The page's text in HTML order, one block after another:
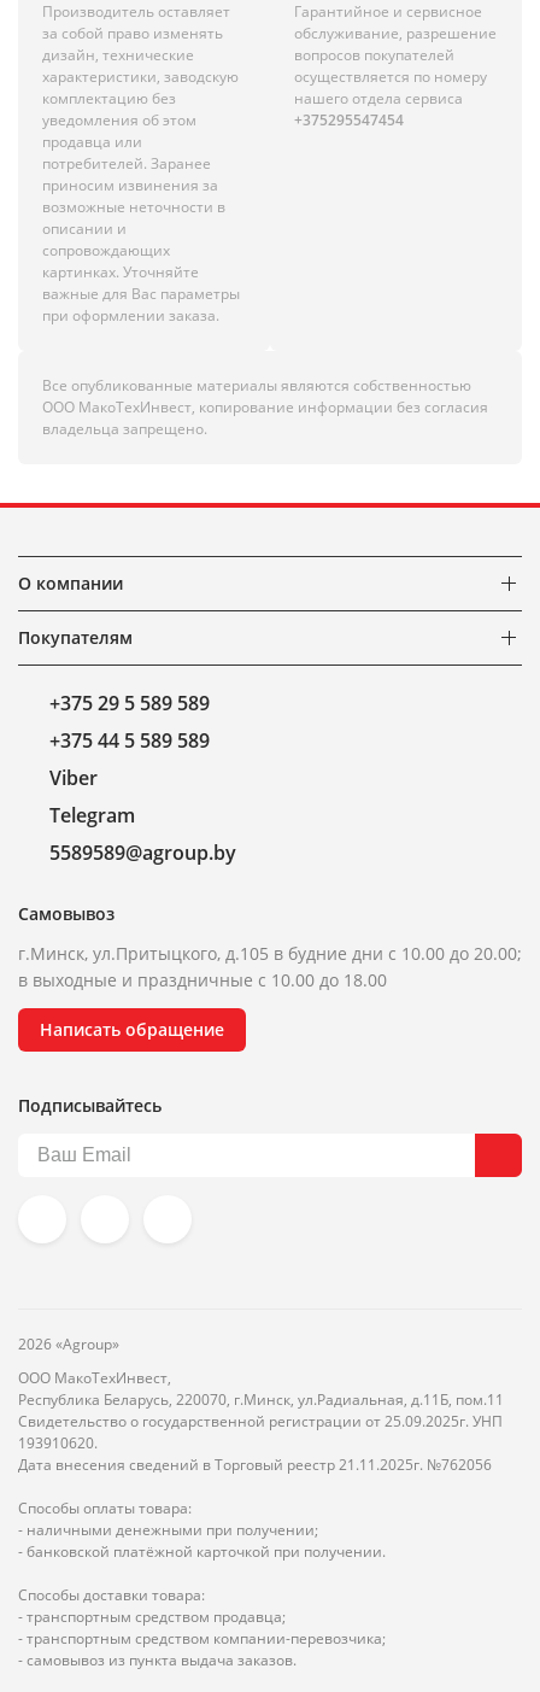
Производитель оставляет
за собой право изменять
дизайн, технические
характеристики, заводскую
комплектацию без
уведомления об этом
продавца или
потребителей. Заранее
приносим извинения за
возможные неточности в
описании и
сопровождающих
картинках. Уточняйте
важные для Вас параметры
при оформлении заказа.
Гарантийное и сервисное
обслуживание, разрешение
вопросов покупателей
осуществляется по номеру
нашего отдела сервиса
+375295547454
Все опубликованные материалы являются собственностью
ООО МакоТехИнвест, копирование информации без согласия
владельца запрещено.
О компании
Покупателям
+375 29 5 589 589
+375 44 5 589 589
Viber
Telegram
5589589@agroup.by
Самовывоз
г.Минск, ул.Притыцкого, д.105 в будние дни с 10.00 до 20.00;
в выходные и праздничные с 10.00 до 18.00
Написать обращение
Подписывайтесь
2026 «Agroup»
ООО МакоТехИнвест,
Республика Беларусь, 220070, г.Минск, ул.Радиальная, д.11Б, пом.11
Свидетельство о государственной регистрации от 25.09.2025г. УНП
193910620.
Дата внесения сведений в Торговый реестр 21.11.2025г. №762056
Способы оплаты товара:
- наличными денежными при получении;
- банковской платёжной карточкой при получении.
Способы доставки товара:
- транспортным средством продавца;
- транспортным средством компании-перевозчика;
- самовывоз из пункта выдача заказов.